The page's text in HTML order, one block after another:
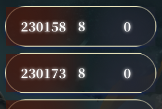
230158 8 0
230173 8 0